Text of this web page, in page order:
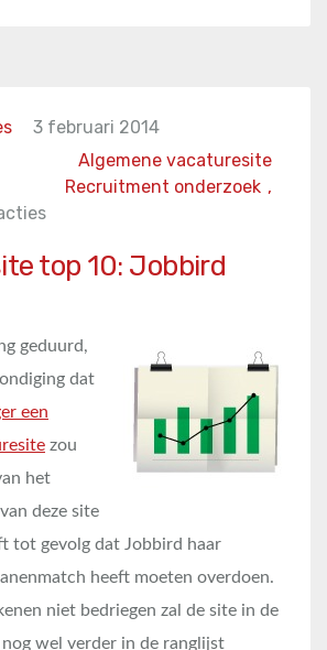
3 februari 2014
Algemene vacaturesite
Recruitment onderzoek ,
top 10: Jobbird
geduurd,
dat
een
zou
het
deze site
tot gevolg dat Jobbird haar
heeft moeten overdoen.
niet bedriegen zal de site in de
wel verder in de ranglijst